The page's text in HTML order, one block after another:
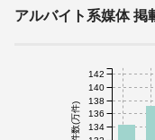
アルバイト系媒体 掲
件数(万件) 134
136
138
140
142